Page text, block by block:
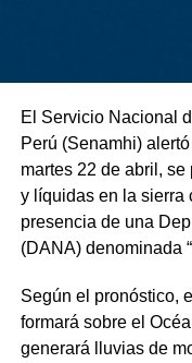
El Servicio Nacional
Perú (Senamhi)
martes 22 de abril,
y líquidas en la sierra
presencia de una
(DANA) denominada
Según el pronóstico,
formará sobre el
generará lluvias de